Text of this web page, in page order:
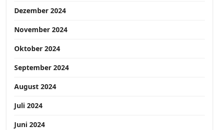
Dezember 2024
November 2024
Oktober 2024
September 2024
August 2024
Juli 2024
Juni 2024